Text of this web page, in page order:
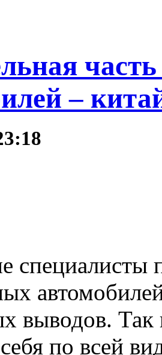
–
специалисты
выводов. Так
по вcей